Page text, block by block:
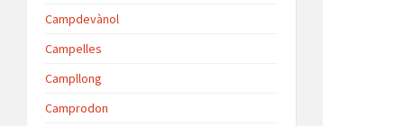
Campdevànol
Campelles
Campllong
Camprodon